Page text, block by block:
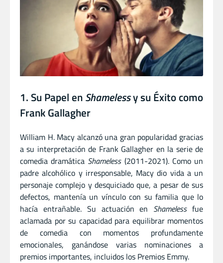
1. Su Papel enShamelessy su Éxito como
Frank Gallagher
William H. Macy alcanzó una gran popularidad gracias
a su interpretación de Frank Gallagher en la serie de
comedia dramática Shameless(2011-2021). Como un
padre alcohólico y irresponsable, Macy dio vida a un
personaje complejo y desquiciado que, a pesar de sus
defectos, mantenía un vínculo con su familia que lo
hacía entrañable. Su actuación en Shamelessfue
aclamada por su capacidad para equilibrar momentos
de comedia con momentos profundamente
emocionales, ganándose varias nominaciones a
premios importantes, incluidos los Premios Emmy.